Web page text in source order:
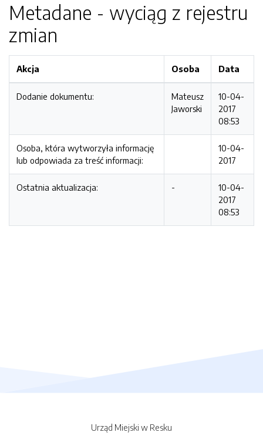
Metadane - wyciąg z rejestru
zmian
Akcja Osoba Data
Dodanie dokumentu:
Mateusz
Jaworski
10-04-
2017
08:53
Osoba, która wytworzyła informację
lub odpowiada za treść informacji:
10-04-
2017
Ostatnia aktualizacja: -
10-04-
2017
08:53
Urząd Miejski w Resku